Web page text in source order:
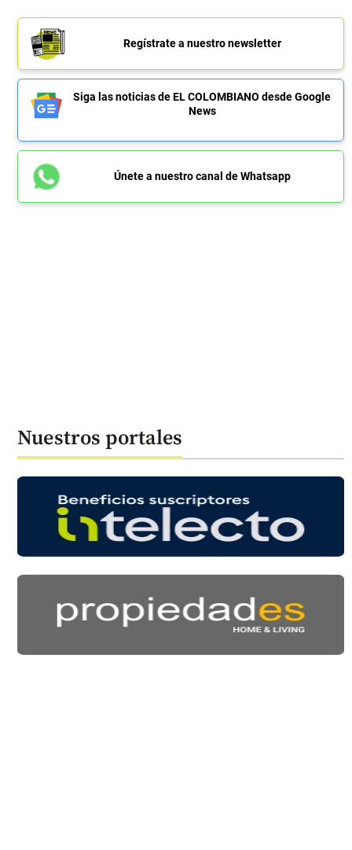
Regístrate a nuestro newsletter
Siga las noticias de EL COLOMBIANO desde Google
News
Únete a nuestro canal de Whatsapp
Nuestros portales